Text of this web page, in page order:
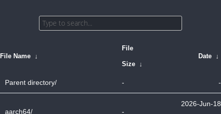
File Name ↓
File
Size ↓
Date ↓
Parent directory/ - -
aarch64/ -
2026-Jun-18